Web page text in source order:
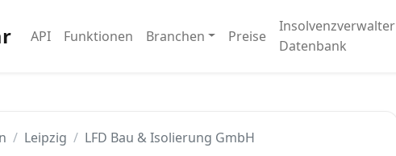
API Funktionen Branchen Preise
Insolvenzverwalter
Datenbank
Leipzig LFD Bau & Isolierung GmbH